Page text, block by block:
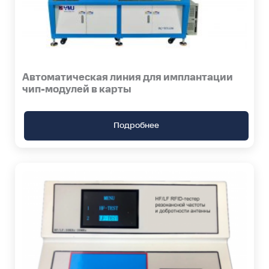
Автоматическая линия для имплантации
чип-модулей в карты
Подробнее